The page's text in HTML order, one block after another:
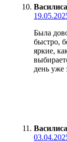
Была
быстро,
яркие,
день уже